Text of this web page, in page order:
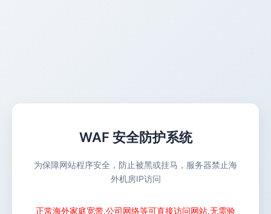
WAF 安全防护系统
为保障网站程序安全，防止被黑或挂马，服务器禁止海
外机房IP访问
正常海外家庭宽带,公司网络等可直接访问网站,无需验